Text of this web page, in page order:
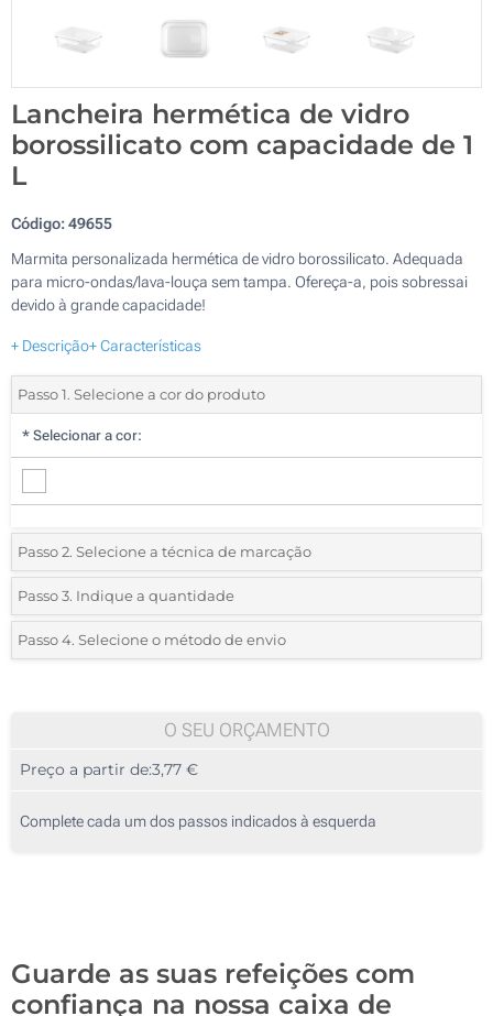
Lancheira hermética de vidro
borossilicato com capacidade de 1
L
Código:49655
Marmita personalizada hermética de vidro borossilicato. Adequada
para micro-ondas/lava-louça sem tampa. Ofereça-a, pois sobressai
devido à grande capacidade!
+ Descrição+ Características
Passo 1. Selecione a cor do produto
* Selecionar a cor:
Passo 2. Selecione a técnica de marcação
*Selecione o tipo de marcação e as cores do logotipo:
1 Cor (Na tampa)
Passo 3. Indique a quantidade
*Quantidade mínima:10
20
50
Passo 4. Selecione o método de envio
O SEU ORÇAMENTO
Preço a partir de:3,77 €
Complete cada um dos passos indicados à esquerda
Guarde as suas refeições com
confiança na nossa caixa de